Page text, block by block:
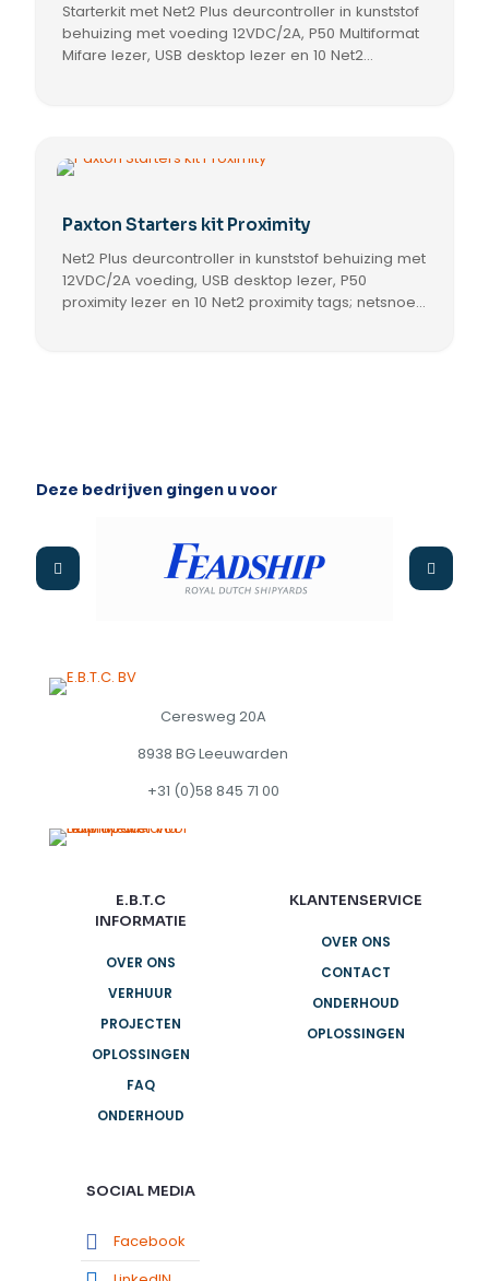
Starterkit met Net2 Plus deurcontroller in kunststof
behuizing met voeding 12VDC/2A, P50 Multiformat
Mifare lezer, USB desktop lezer en 10 Net2
Paxton Starters kit Proximity
Net2 Plus deurcontroller in kunststof behuizing met
12VDC/2A voeding, USB desktop lezer, P50
proximity lezer en 10 Net2 proximity tags; netsnoer
Deze bedrijven gingen u voor
Ceresweg 20A
8938 BG Leeuwarden
+31 (0)58 845 71 00
E.B.T.C
INFORMATIE
OVER ONS
VERHUUR
PROJECTEN
OPLOSSINGEN
FAQ
ONDERHOUD
KLANTENSERVICE
OVER ONS
CONTACT
ONDERHOUD
OPLOSSINGEN
SOCIAL MEDIA
Facebook